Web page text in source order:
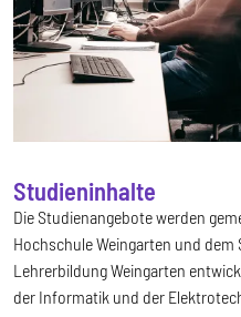
Studieninhalte
Die Studienangebote werden
Hochschule Weingarten und
Lehrerbildung Weingarten
der Informatik und der